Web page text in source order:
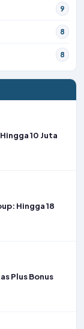
9
8
8
10 Juta
Hingga 18
Plus Bonus